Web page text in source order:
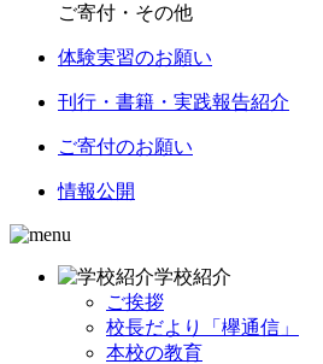
ご寄付・その他
体験実習のお願い
刊行・書籍・実践報告紹介
ご寄付のお願い
情報公開
学校紹介
ご挨拶
校長だより「欅通信」
本校の教育